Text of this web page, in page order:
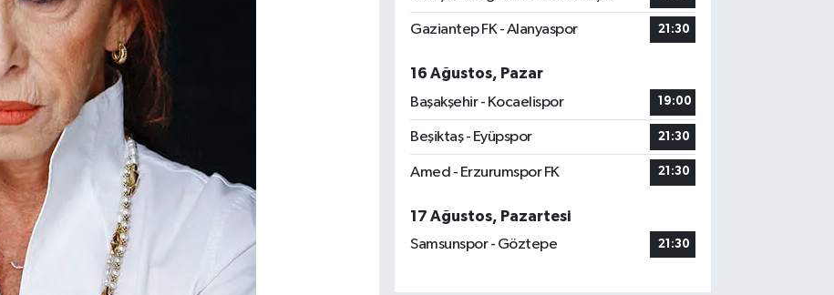
Gaziantep FK - Alanyaspor 21:30
16 Ağustos, Pazar
Başakşehir - Kocaelispor
19:00
Beşiktaş - Eyüpspor 21:30
Amed - Erzurumspor FK 21:30
17 Ağustos, Pazartesi
Samsunspor - Göztepe
21:30